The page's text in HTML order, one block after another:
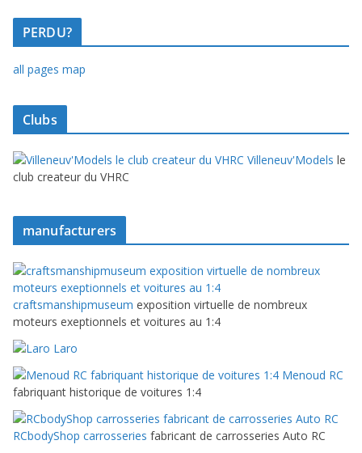
PERDU?
all pages map
Clubs
Villeneuv'Models le
club createur du VHRC
manufacturers
craftsmanshipmuseum exposition virtuelle de nombreux
moteurs exeptionnels et voitures au 1:4
Laro
Menoud RC
fabriquant historique de voitures 1:4
RCbodyShop carrosseries fabricant de carrosseries Auto RC